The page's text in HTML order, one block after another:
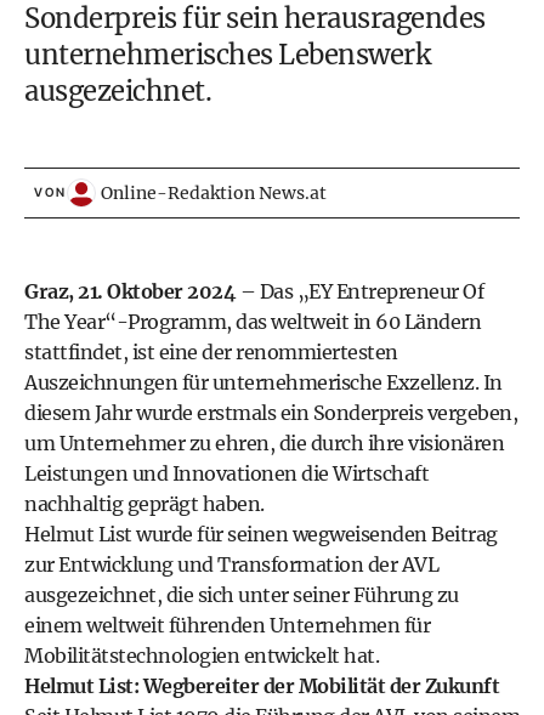
Sonderpreis für sein herausragendes
unternehmerisches Lebenswerk
ausgezeichnet.
VON Online-Redaktion News.at
Graz, 21. Oktober 2024– Das „EY Entrepreneur Of
The Year“-Programm, das weltweit in 60 Ländern
stattfindet, ist eine der renommiertesten
Auszeichnungen für unternehmerische Exzellenz. In
diesem Jahr wurde erstmals ein Sonderpreis vergeben,
um Unternehmer zu ehren, die durch ihre visionären
Leistungen und Innovationen die Wirtschaft
nachhaltig geprägt haben.
Helmut List wurde für seinen wegweisenden Beitrag
zur Entwicklung und Transformation der AVL
ausgezeichnet, die sich unter seiner Führung zu
einem weltweit führenden Unternehmen für
Mobilitätstechnologien entwickelt hat.
Helmut List: Wegbereiter der Mobilität der Zukunft